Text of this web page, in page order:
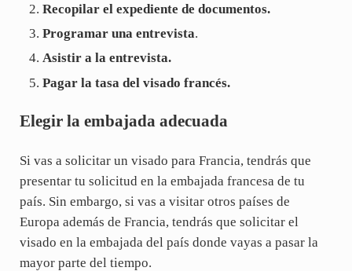
Recopilar el expediente de documentos.
Programar una entrevista.
Asistir a la entrevista.
Pagar la tasa del visado francés.
Elegir la embajada adecuada
Si vas a solicitar un visado para Francia, tendrás que
presentar tu solicitud en la embajada francesa de tu
país. Sin embargo, si vas a visitar otros países de
Europa además de Francia, tendrás que solicitar el
visado en la embajada del país donde vayas a pasar la
mayor parte del tiempo.